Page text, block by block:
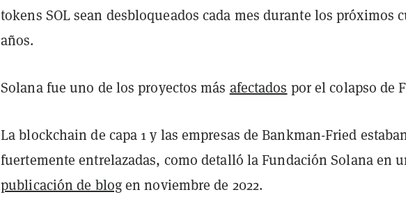
tokens SOL sean desbloqueados cada mes durante los próximos
años.
Solana fue uno de los proyectos más afectados por el colapso de
La blockchain de capa 1 y las empresas de Bankman-Fried
fuertemente entrelazadas, como detalló la Fundación Solana en
publicación de blogen noviembre de 2022.